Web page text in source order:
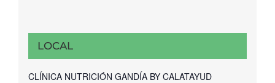
LOCAL
CLÍNICA NUTRICIÓN GANDÍA BY CALATAYUD